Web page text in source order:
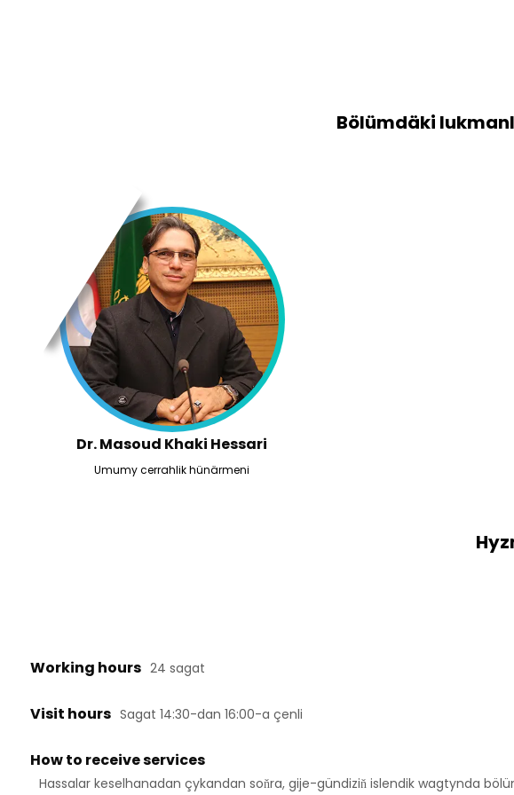
Bölümdäki
Dr. Masoud Khaki Hessari
Umumy cerrahlik hünärmeni
Working hours 24 sagat
Visit hours Sagat 14:30-dan 16:00-a çenli
How to receive services
Hassalar keselhanadan çykandan soňra, gije-gündiziň islendik wagtynda